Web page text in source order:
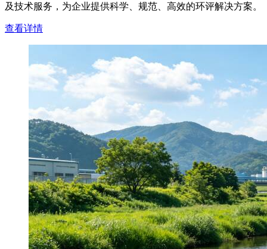
及技术服务，为企业提供科学、规范、高效的环评解决方案。
查看详情